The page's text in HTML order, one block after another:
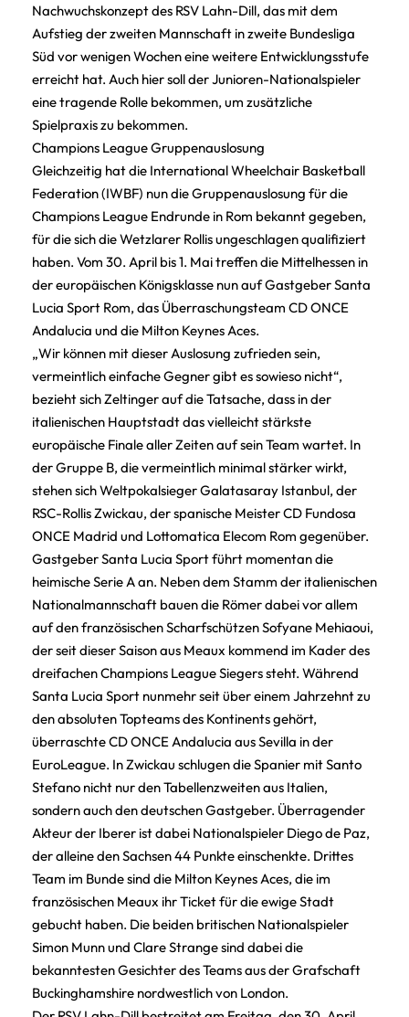
Nachwuchskonzept des RSV Lahn-Dill, das mit dem
Aufstieg der zweiten Mannschaft in zweite Bundesliga
Süd vor wenigen Wochen eine weitere Entwicklungsstufe
erreicht hat. Auch hier soll der Junioren-Nationalspieler
eine tragende Rolle bekommen, um zusätzliche
Spielpraxis zu bekommen.
Champions League Gruppenauslosung
Gleichzeitig hat die International Wheelchair Basketball
Federation (IWBF) nun die Gruppenauslosung für die
Champions League Endrunde in Rom bekannt gegeben,
für die sich die Wetzlarer Rollis ungeschlagen qualifiziert
haben. Vom 30. April bis 1. Mai treffen die Mittelhessen in
der europäischen Königsklasse nun auf Gastgeber Santa
Lucia Sport Rom, das Überraschungsteam CD ONCE
Andalucia und die Milton Keynes Aces.
„Wir können mit dieser Auslosung zufrieden sein,
vermeintlich einfache Gegner gibt es sowieso nicht“,
bezieht sich Zeltinger auf die Tatsache, dass in der
italienischen Hauptstadt das vielleicht stärkste
europäische Finale aller Zeiten auf sein Team wartet. In
der Gruppe B, die vermeintlich minimal stärker wirkt,
stehen sich Weltpokalsieger Galatasaray Istanbul, der
RSC-Rollis Zwickau, der spanische Meister CD Fundosa
ONCE Madrid und Lottomatica Elecom Rom gegenüber.
Gastgeber Santa Lucia Sport führt momentan die
heimische Serie A an. Neben dem Stamm der italienischen
Nationalmannschaft bauen die Römer dabei vor allem
auf den französischen Scharfschützen Sofyane Mehiaoui,
der seit dieser Saison aus Meaux kommend im Kader des
dreifachen Champions League Siegers steht. Während
Santa Lucia Sport nunmehr seit über einem Jahrzehnt zu
den absoluten Topteams des Kontinents gehört,
überraschte CD ONCE Andalucia aus Sevilla in der
EuroLeague. In Zwickau schlugen die Spanier mit Santo
Stefano nicht nur den Tabellenzweiten aus Italien,
sondern auch den deutschen Gastgeber. Überragender
Akteur der Iberer ist dabei Nationalspieler Diego de Paz,
der alleine den Sachsen 44 Punkte einschenkte. Drittes
Team im Bunde sind die Milton Keynes Aces, die im
französischen Meaux ihr Ticket für die ewige Stadt
gebucht haben. Die beiden britischen Nationalspieler
Simon Munn und Clare Strange sind dabei die
bekanntesten Gesichter des Teams aus der Grafschaft
Buckinghamshire nordwestlich von London.